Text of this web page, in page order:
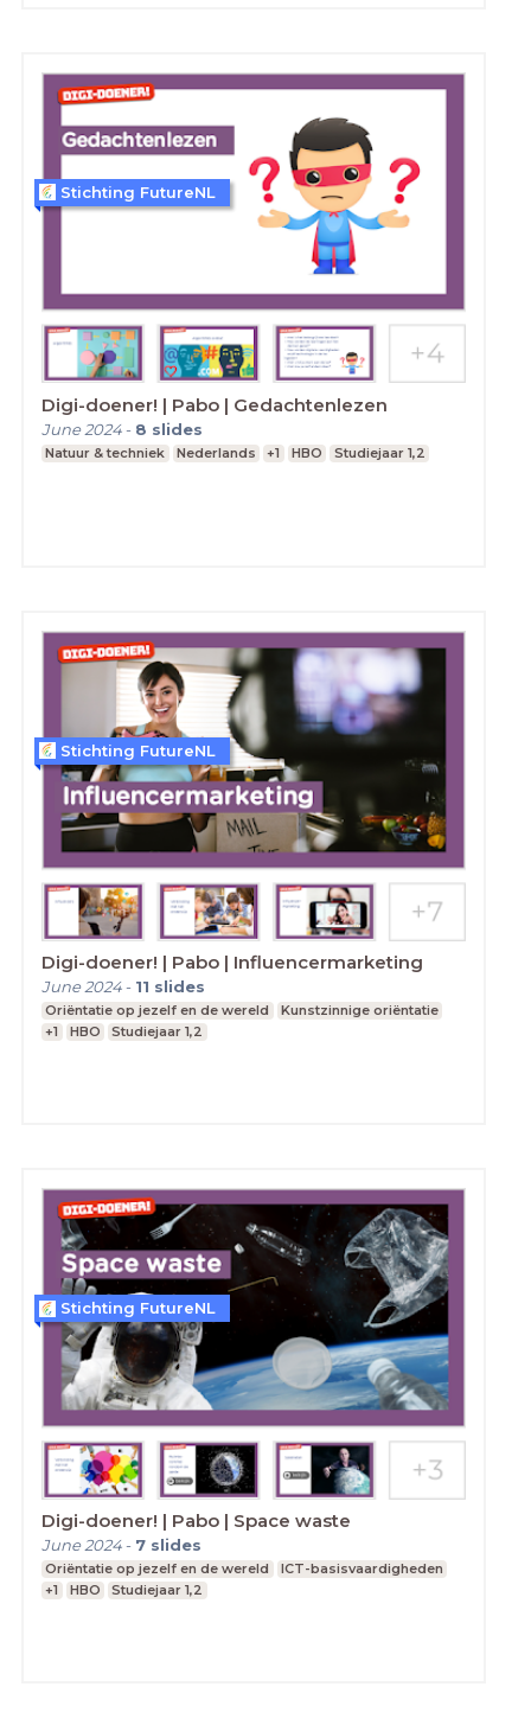
Digi-doener! | Pabo | Gedachtenlezen
June 2024- 8 slides
Natuur & techniek Nederlands +1 HBO Studiejaar 1,2
Stichting FutureNL
Digi-doener! | Pabo | Influencermarketing
June 2024- 11 slides
Oriëntatie op jezelf en de wereld
Kunstzinnige oriëntatie
+1
HBO Studiejaar 1,2
Stichting FutureNL
Digi-doener! | Pabo | Space waste
June 2024- 7 slides
Oriëntatie op jezelf en de wereld
ICT-basisvaardigheden
+1
HBO Studiejaar 1,2
Stichting FutureNL